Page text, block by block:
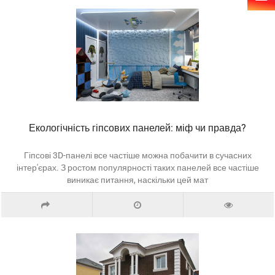
Екологічність гіпсових панелей: міф чи правда?
Гіпсові 3D-панелі все частіше можна побачити в сучасних
інтер'єрах. З ростом популярності таких панелей все частіше
виникає питання, наскільки цей мат